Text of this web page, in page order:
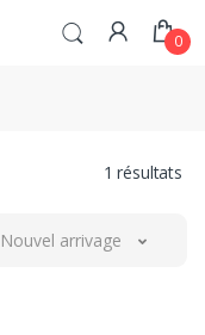
0
1 résultats
Nouvel arrivage